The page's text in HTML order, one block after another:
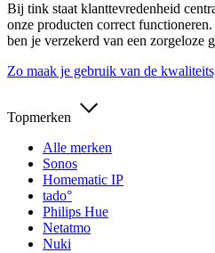
Bij tink staat klanttevredenheid
onze producten correct
ben je verzekerd van een zorgeloze
Zo maak je gebruik van de
Topmerken
Alle merken
Sonos
Homematic IP
tado°
Philips Hue
Netatmo
Nuki